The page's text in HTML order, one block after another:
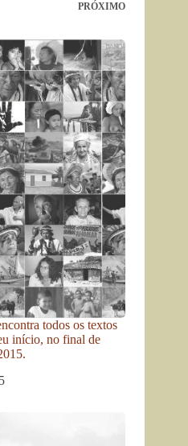
PRÓXIMO
todos os textos
início, no final de